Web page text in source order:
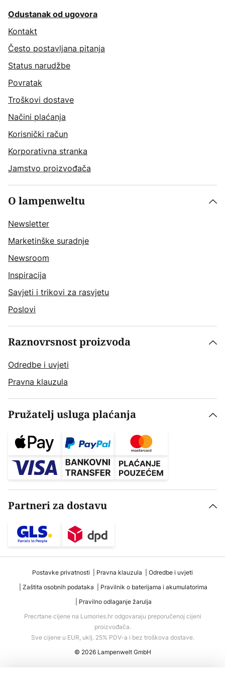
Odustanak od ugovora
Kontakt
Često postavljana pitanja
Status narudžbe
Povratak
Troškovi dostave
Načini plaćanja
Korisnički račun
Korporativna stranka
Jamstvo proizvođača
O lampenweltu
Newsletter
Marketinške suradnje
Newsroom
Inspiracija
Savjeti i trikovi za rasvjetu
Poslovi
Raznovrsnost proizvoda
Odredbe i uvjeti
Pravna klauzula
Pružatelj usluga plaćanja
Partneri za dostavu
Postavke privatnosti Pravna klauzula
Odredbe i uvjeti
Zaštita osobnih podataka
Pravilnik o baterijama i akumulatorima
Pravilno odlaganje žarulja
Precrtane cijene na Lumories.hr odgovaraju preporučenoj cijeni
proizvođača.
Sve cijene u EUR, uklj. 25% PDV-a i bez troškova dostave.
© 2026 Lampenwelt GmbH